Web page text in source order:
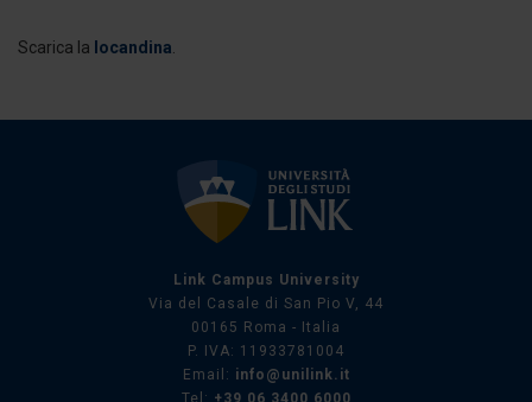
informazioni sul modo in cui utilizza il nostro sito con i
Scarica la locandina
Link Campus University
Via del Casale di San Pio V, 44
00165 Roma - Italia
P. IVA: 11933781004
Email: info@unilink.it
Tel: +39 06 3400 6000